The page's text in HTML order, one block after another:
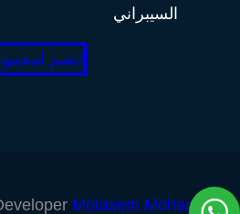
السيبراني
انضم
Motasem Mohamed